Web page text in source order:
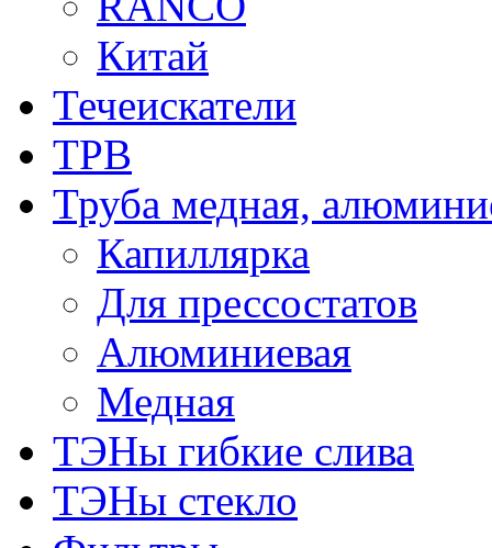
Китай
Течеискатели
ТРВ
Труба медная,
Капиллярка
Для прессостатов
Алюминиевая
Медная
ТЭНы гибкие слива
ТЭНы стекло